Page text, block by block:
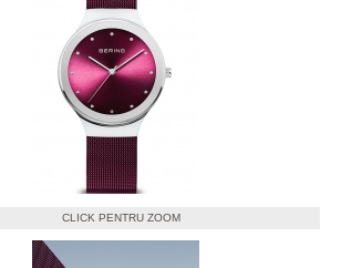
CLICK PENTRU ZOOM